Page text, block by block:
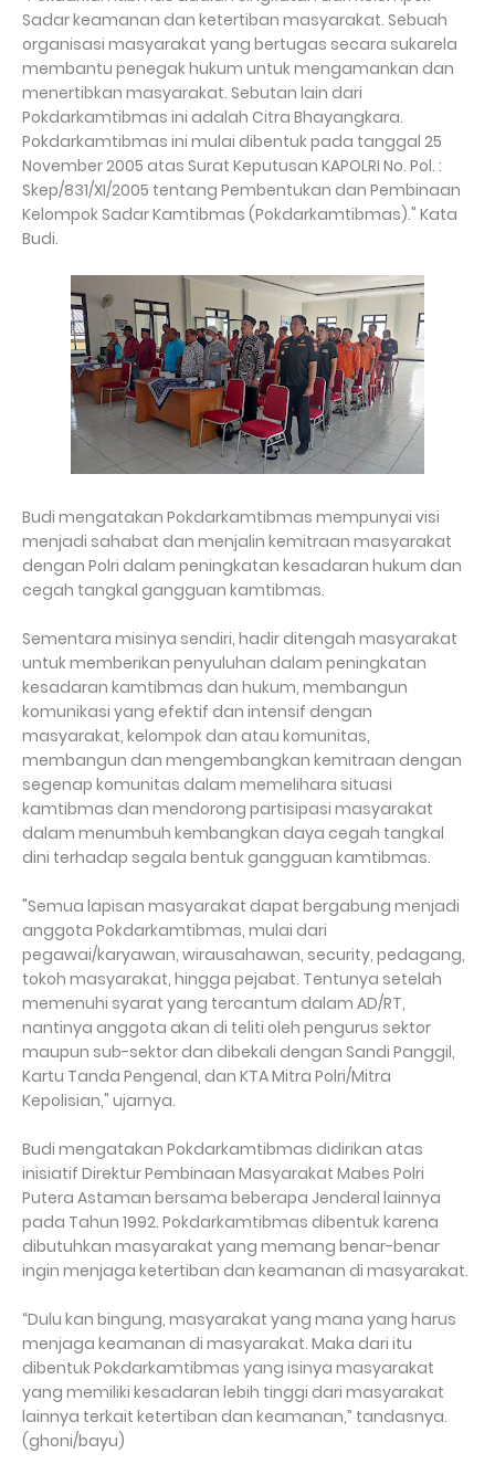
Sadar keamanan dan ketertiban masyarakat. Sebuah
organisasi masyarakat yang bertugas secara sukarela
membantu penegak hukum untuk mengamankan dan
menertibkan masyarakat. Sebutan lain dari
Pokdarkamtibmas ini adalah Citra Bhayangkara.
Pokdarkamtibmas ini mulai dibentuk pada tanggal 25
November 2005 atas Surat Keputusan KAPOLRI No. Pol. :
Skep/831/XI/2005 tentang Pembentukan dan Pembinaan
Kelompok Sadar Kamtibmas (Pokdarkamtibmas)." Kata
Budi.
Budi mengatakan Pokdarkamtibmas mempunyai visi
menjadi sahabat dan menjalin kemitraan masyarakat
dengan Polri dalam peningkatan kesadaran hukum dan
cegah tangkal gangguan kamtibmas.
Sementara misinya sendiri, hadir ditengah masyarakat
untuk memberikan penyuluhan dalam peningkatan
kesadaran kamtibmas dan hukum, membangun
komunikasi yang efektif dan intensif dengan
masyarakat, kelompok dan atau komunitas,
membangun dan mengembangkan kemitraan dengan
segenap komunitas dalam memelihara situasi
kamtibmas dan mendorong partisipasi masyarakat
dalam menumbuh kembangkan daya cegah tangkal
dini terhadap segala bentuk gangguan kamtibmas.
"Semua lapisan masyarakat dapat bergabung menjadi
anggota Pokdarkamtibmas, mulai dari
pegawai/karyawan, wirausahawan, security, pedagang,
tokoh masyarakat, hingga pejabat. Tentunya setelah
memenuhi syarat yang tercantum dalam AD/RT,
nantinya anggota akan di teliti oleh pengurus sektor
maupun sub-sektor dan dibekali dengan Sandi Panggil,
Kartu Tanda Pengenal, dan KTA Mitra Polri/Mitra
Kepolisian," ujarnya.
Budi mengatakan Pokdarkamtibmas didirikan atas
inisiatif Direktur Pembinaan Masyarakat Mabes Polri
Putera Astaman bersama beberapa Jenderal lainnya
pada Tahun 1992. Pokdarkamtibmas dibentuk karena
dibutuhkan masyarakat yang memang benar-benar
ingin menjaga ketertiban dan keamanan di masyarakat.
“Dulu kan bingung, masyarakat yang mana yang harus
menjaga keamanan di masyarakat. Maka dari itu
dibentuk Pokdarkamtibmas yang isinya masyarakat
yang memiliki kesadaran lebih tinggi dari masyarakat
lainnya terkait ketertiban dan keamanan,” tandasnya.
(ghoni/bayu)